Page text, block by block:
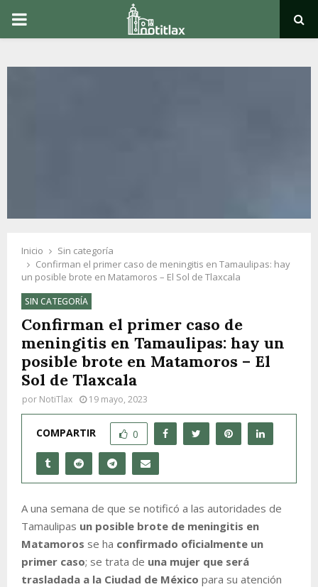
PRIMARY
Inicio
Sin categoría
Confirman el primer caso de meningitis en Tamaulipas: hay
un posible brote en Matamoros – El Sol de Tlaxcala
SIN CATEGORÍA
Confirman el primer caso de
meningitis en Tamaulipas: hay un
posible brote en Matamoros – El
Sol de Tlaxcala
por NotiTlax 19 mayo, 2023
COMPARTIR 0
A una semana de que se notificó a las autoridades de
Tamaulipas un posible brote de meningitis en
Matamoros se ha confirmado oficialmente un
primer caso; se trata de una mujer que será
trasladada a la Ciudad de México para su atención